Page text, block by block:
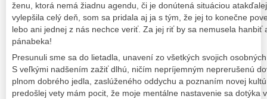
ženu, ktorá nemá žiadnu agendu, či je donútená situáciou
vylepšila celý deň, som sa pridala aj ja s tým, že jej to konečne
lebo ani jednej z nás nechce veriť. Za jej riť by sa nemusela hanbiť
pánabeka!
Presunuli sme sa do lietadla, unavení zo všetkých svojich
S veľkými nadšením zažiť dlhú, ničím nepríjemným neprerušenú
plnom dobrého jedla, zaslúženého oddychu a poznaním novej
predošlej vety mám pocit, že moje mentálne nastavenie sa dotýka